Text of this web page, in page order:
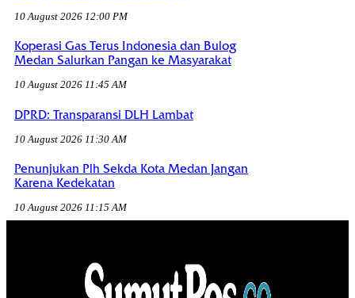
10 August 2026 12:00 PM
Koperasi Gas Terus Indonesia dan Bulog
Medan Salurkan Pangan ke Masyarakat
10 August 2026 11:45 AM
DPRD: Transparansi DLH Lambat
10 August 2026 11:30 AM
Penunjukan Plh Sekda Kota Medan Jangan
Karena Kedekatan
10 August 2026 11:15 AM